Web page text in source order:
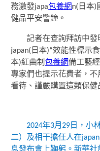
務激發japa包養網n(日本)
健品平安警鐘。
記者在查詢拜訪中發
japan(日本)“效能性標示
本)紅曲制包養網備工藝
專家們也提示花費者，
看待、謹嚴購置這類保健
2024年3月29日，小
二）及相干擔任人在